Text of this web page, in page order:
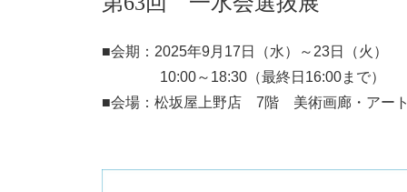
■会期：2025年9月17日（水）～23日（火）
10:00～18:30（最終日16:00まで）
■会場：松坂屋上野店 7階 美術画廊・アー